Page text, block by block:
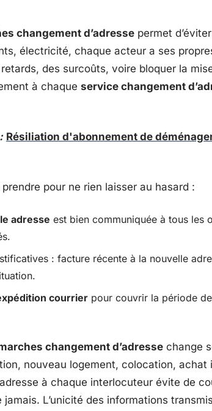
changement d’adresse permet
électricité, chaque acteur a ses
des surcoûts, voire bloquer la
à chaque service changement
Résiliation d'abonnement de
pour ne rien laisser au hasard :
adresse est bien communiquée à tous les
: facture récente à la nouvelle
courrier pour couvrir la période
changement d’adresse change
nouveau logement, colocation, achat
à chaque interlocuteur évite de
jamais. L’unicité des informations